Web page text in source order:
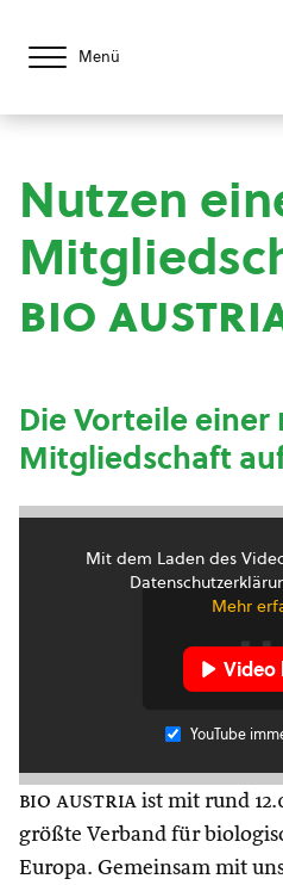
Menü
Nutzen
bio
Die Vorteile einer
Mitgliedschaft
Mit dem Laden des
Mehr
Video
YouTube
bio austria ist mit rund
größte Verband für
Europa. Gemeinsam mit